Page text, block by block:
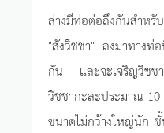
ล่างมีท่อต่อถึงกันสำหรั
"สั่งวิชชา" ลงมาทางท่
กัน และจะเจริญวิชช
วิชชากะละประมาณ 10
ขนาดไม่กว้างใหญ่นัก